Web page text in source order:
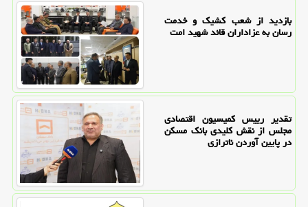
بازدید از شعب کشیک و خدمت
رسان به عزاداران قائد شهید امت
تقدیر رییس کمیسیون اقتصادی
مجلس از نقش کلیدی بانک مسکن
در پایین آوردن ناترازی